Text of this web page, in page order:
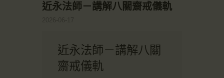
近永法師－講解八關齋戒儀軌
近永法師－講解八關
齋戒儀軌